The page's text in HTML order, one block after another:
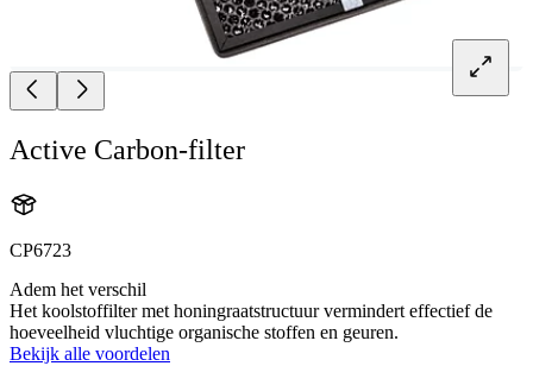
Active Carbon-filter
CP6723
Adem het verschil
Het koolstoffilter met honingraatstructuur vermindert effectief de
hoeveelheid vluchtige organische stoffen en geuren.
Bekijk alle voordelen